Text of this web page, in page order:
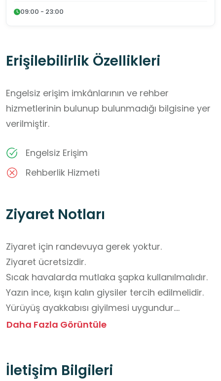
09:00 - 23:00
Erişilebilirlik Özellikleri
Engelsiz erişim imkânlarının ve rehber
hizmetlerinin bulunup bulunmadığı bilgisine yer
verilmiştir.
Engelsiz Erişim
Rehberlik Hizmeti
Ziyaret Notları
Ziyaret için randevuya gerek yoktur.
Ziyaret ücretsizdir.
Sıcak havalarda mutlaka şapka kullanılmalıdır.
Yazın ince, kışın kalın giysiler tercih edilmelidir.
Yürüyüş ayakkabısı giyilmesi uygundur.
Çantada su ve atıştırmalık bulundurulmalıdır.
Daha Fazla Görüntüle
İletişim Bilgileri